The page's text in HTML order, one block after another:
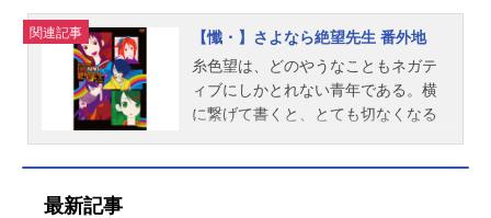
22日（土）tvkほか話数全12話キャス
ト糸色望：神谷浩史風浦可符香：野
中藍木津千里：井上麻里奈小森霧：
谷井あすか常月まとい：真田アサミ
木村カエレ：小林ゆう関内・マリ
木村カエレ：小林ゆう関内・マリ
ア・太郎：沢城みゆき小節あびる：
後藤邑子日塔奈美：新谷良子藤吉晴
美：松来未祐音無芽留：？？？臼井
影郎：上田燿司久遠准：水島大宙新
にどのやうな波紋を投げかけるのだ
らうか。また逆に、望は生徒たちか
らどのやうな影響を受けるのだらう
か。作品名【懺・】さよなら絶望先
生放送形態TVアニメシリーズさよな
とに「絶望した」と死にたがり、で
も本当は死ねないような、困った人
間だ。彼が赴任した学校の二のへ組
は、どのやうなことにもポジティブ
にしかとれない生徒、何事もきつち
関連記事
【懺・】さよなら絶望先生 番外地
糸色望は、どのやうなこともネガテ
ィブにしかとれない青年である。横
に繋げて書くと、とても切なくなる
最新記事